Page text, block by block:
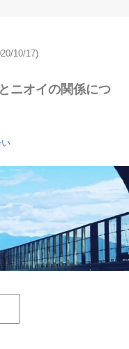
10/17)
ニオイの関係につ